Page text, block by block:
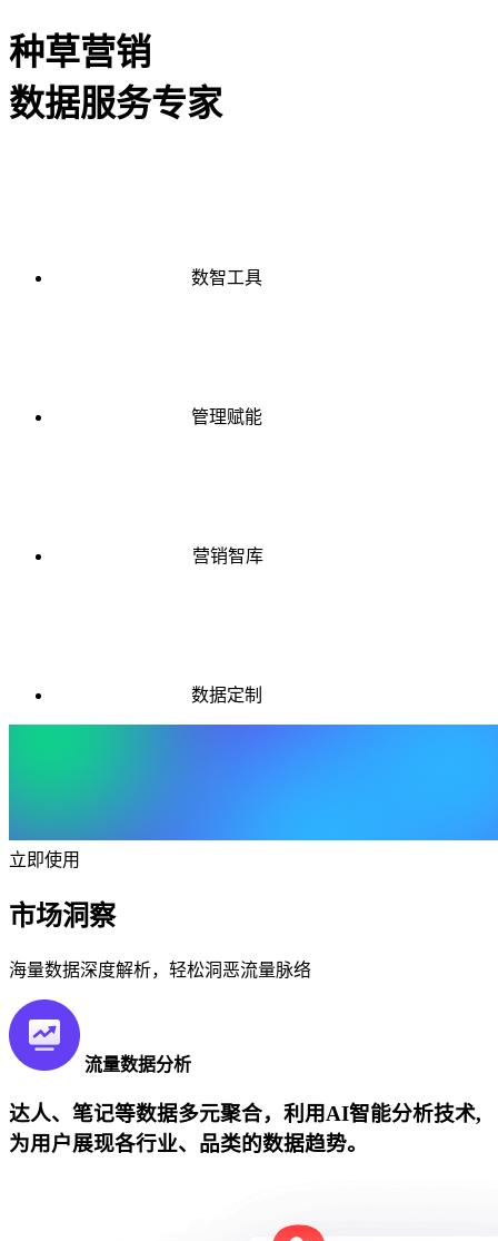
种草营销
数据服务专家
数智工具
管理赋能
营销智库
数据定制
立即使用
市场洞察
海量数据深度解析，轻松洞恶流量脉络
流量数据分析
达人、笔记等数据多元聚合，利用AI智能分析技术,
为用户展现各行业、品类的数据趋势。